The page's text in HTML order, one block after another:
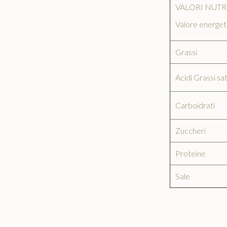
VALORI
Valore
Grassi
Acidi Grassi
Carboidrati
Zuccheri
Proteine
Sale